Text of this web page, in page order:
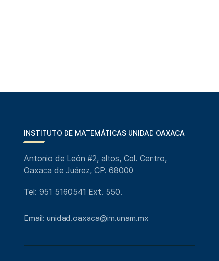
INSTITUTO DE MATEMÁTICAS UNIDAD OAXACA
Antonio de León #2, altos, Col. Centro,
Oaxaca de Juárez, CP. 68000
Tel: 951 5160541 Ext. 550.
Email: unidad.oaxaca@im.unam.mx